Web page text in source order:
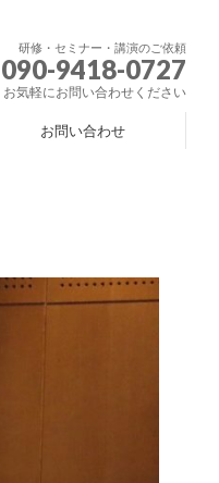
研修・セミナー・講演のご依頼
090-9418-0727
お気軽にお問い合わせください
お問い合わせ